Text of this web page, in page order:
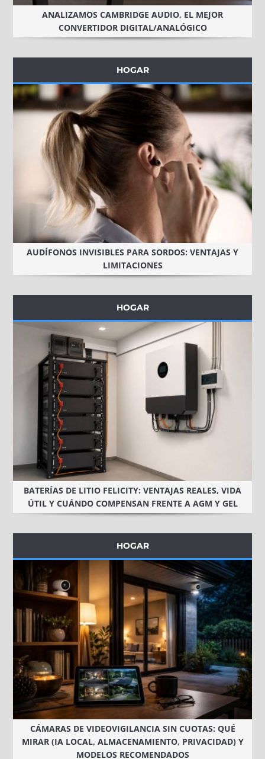
ANALIZAMOS CAMBRIDGE AUDIO, EL MEJOR
CONVERTIDOR DIGITAL/ANALÓGICO
HOGAR
AUDÍFONOS INVISIBLES PARA SORDOS: VENTAJAS Y
LIMITACIONES
HOGAR
BATERÍAS DE LITIO FELICITY: VENTAJAS REALES, VIDA
ÚTIL Y CUÁNDO COMPENSAN FRENTE A AGM Y GEL
HOGAR
CÁMARAS DE VIDEOVIGILANCIA SIN CUOTAS: QUÉ
MIRAR (IA LOCAL, ALMACENAMIENTO, PRIVACIDAD) Y
MODELOS RECOMENDADOS